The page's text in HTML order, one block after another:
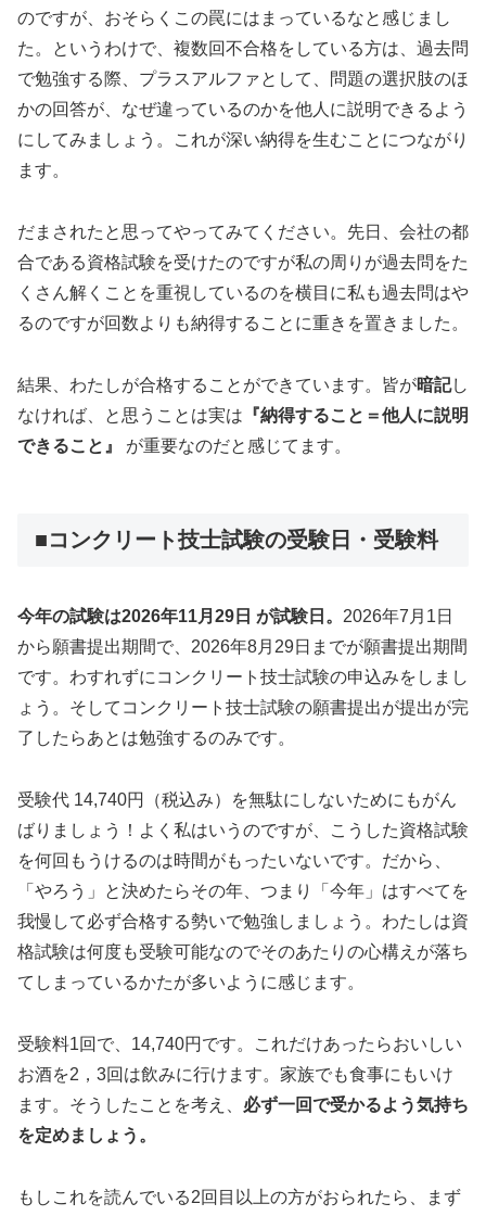
のですが、おそらくこの罠にはまっているなと感じまし
た。というわけで、複数回不合格をしている方は、過去問
で勉強する際、プラスアルファとして、問題の選択肢のほ
かの回答が、なぜ違っているのかを他人に説明できるよう
にしてみましょう。これが深い納得を生むことにつながり
ます。
だまされたと思ってやってみてください。先日、会社の都
合である資格試験を受けたのですが私の周りが過去問をた
くさん解くことを重視しているのを横目に私も過去問はや
るのですが回数よりも納得することに重きを置きました。
結果、わたしが合格することができています。皆が暗記し
なければ、と思うことは実は 『納得すること＝他人に説明
できること』
が重要なのだと感じてます。
■コンクリート技士試験の受験日・受験料
今年の試験は2026年11月29日 が試験日。 2026年7月1日
から願書提出期間で、2026年8月29日までが願書提出期間
です。わすれずにコンクリート技士試験の申込みをしまし
ょう。そしてコンクリート技士試験の願書提出が提出が完
了したらあとは勉強するのみです。
受験代 14,740円（税込み）を無駄にしないためにもがん
ばりましょう！よく私はいうのですが、こうした資格試験
を何回もうけるのは時間がもったいないです。だから、
「やろう」と決めたらその年、つまり「今年」はすべてを
我慢して必ず合格する勢いで勉強しましょう。わたしは資
格試験は何度も受験可能なのでそのあたりの心構えが落ち
てしまっているかたが多いように感じます。
受験料1回で、14,740円です。これだけあったらおいしい
お酒を2，3回は飲みに行けます。家族でも食事にもいけ
ます。そうしたことを考え、 必ず一回で受かるよう気持ち
を定めましょう。
もしこれを読んでいる2回目以上の方がおられたら、まず